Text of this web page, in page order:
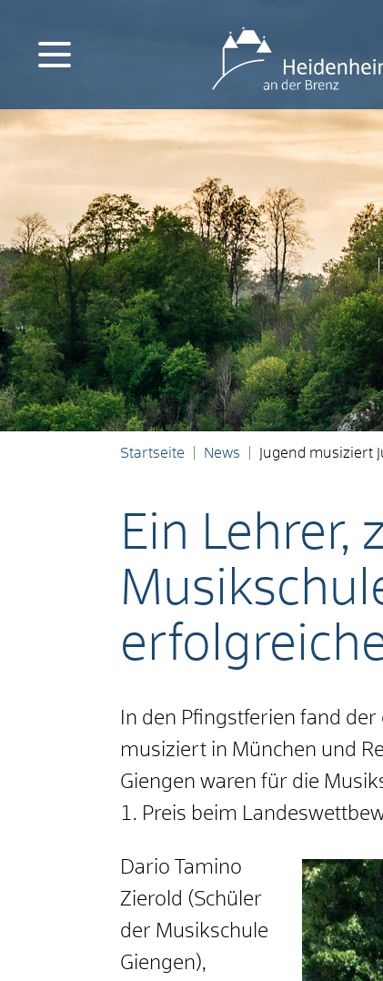
Startseite News Jugend musiziert
Ein Lehrer,
In den Pfingstferien fand
musiziert in München und
Giengen waren für die
1. Preis beim
Dario Tamino
Zierold (Schüler
der Musikschule
Giengen),